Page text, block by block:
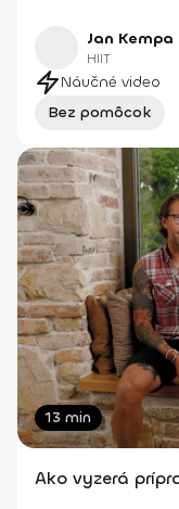
Jan Kempa
HIIT
Náučné video
Bez pomôcok
13 min
Ako vyzerá